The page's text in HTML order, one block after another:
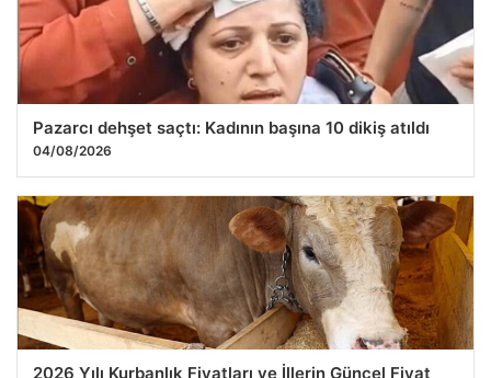
Pazarcı dehşet saçtı: Kadının başına 10 dikiş atıldı
04/08/2026
2026 Yılı Kurbanlık Fiyatları ve İllerin Güncel Fiyat